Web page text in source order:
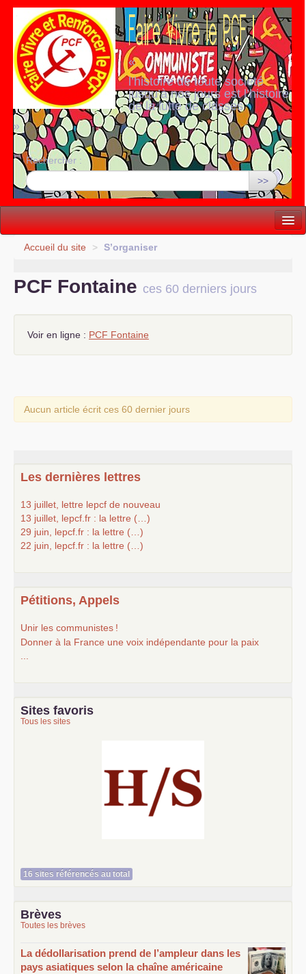
«
l’histoire de toute société
jusqu’à nos jours est l’histoire
de la lutte de classes
»
Rechercher :
>>
Vie politique
Comprendre...
Accueil du site > S’organiser
PCF Fontaine ces 60 derniers jours
Voir en ligne : PCF Fontaine
Aucun article écrit ces 60 dernier jours
Les dernières lettres
13 juillet, lettre lepcf de nouveau
13 juillet, lepcf.fr : la lettre (…)
29 juin, lepcf.fr : la lettre (…)
22 juin, lepcf.fr : la lettre (…)
Pétitions, Appels
Unir les communistes !
Donner à la France une voix indépendante pour la paix
Sites favoris
Tous les sites
16 sites référencés au total
Brèves
Toutes les brèves
La dédollarisation prend de l’ampleur dans les
pays asiatiques selon la chaîne américaine